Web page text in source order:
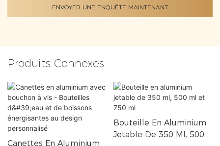
ENVOYER UNE ENQUÊTE MAINTENANT
Produits Connexes
Canettes En Aluminium
Bouteille En Aluminium
Jetable De 350 Ml, 500